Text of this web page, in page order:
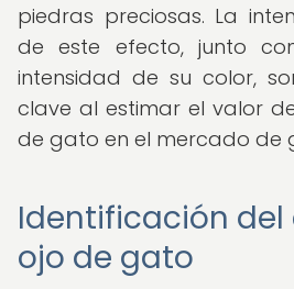
piedras preciosas. La
de este efecto, junto
intensidad de su color,
clave al estimar el valor
de gato en el mercado de
Identificación del
ojo de gato